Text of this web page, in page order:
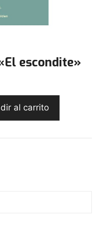
escondite»
al carrito